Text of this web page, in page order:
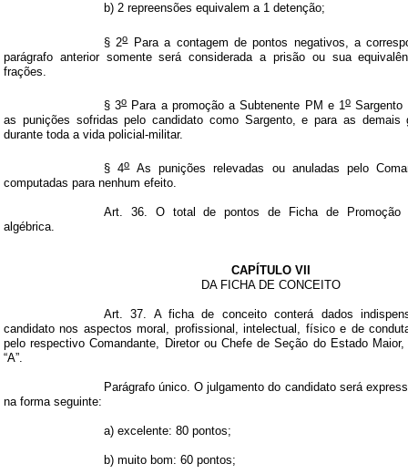
b) 2 repreensões equivalem a 1 detenção;
§ 2oPara a contagem de pontos negativos, a
parágrafo anterior somente será considerada a prisão ou sua
frações.
§ 3oPara a promoção a Subtenente PM e 1o Sargento
as punições sofridas pelo candidato como Sargento, e para as demais
durante toda a vida policial-militar.
§ 4oAs punições relevadas ou anuladas pelo
computadas para nenhum efeito.
Art. 36. O total de pontos de Ficha de Promoção
algébrica.
CAPÍTULO VII
DA FICHA DE CONCEITO
Art. 37. A ficha de conceito conterá dados
candidato nos aspectos moral, profissional, intelectual, físico e de
pelo respectivo Comandante, Diretor ou Chefe de Seção do Estado
“A”.
Parágrafo único. O julgamento do candidato será
na forma seguinte:
a) excelente: 80 pontos;
b) muito bom: 60 pontos;